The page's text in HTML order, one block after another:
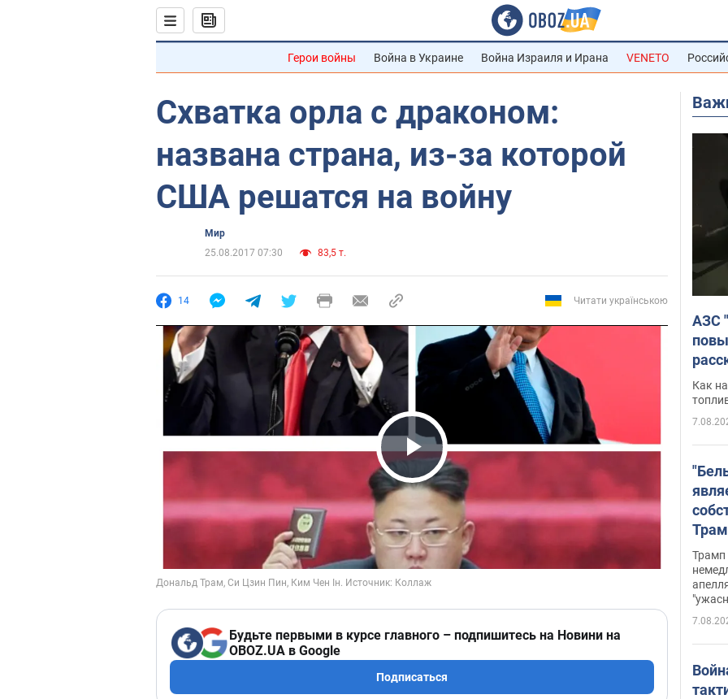
Герои войны Война в Украине Война Израиля и Ирана VENETO
Схватка орла с драконом:
названа страна, из-за которой
США решатся на войну
Мир
25.08.2017 07:30
83,5 т.
14 Читати українською
Play Video
Будьте первыми в курсе главного – подпишитесь на Новини на
OBOZ.UA в Google
Подписаться
АЗС
Как
Трамп